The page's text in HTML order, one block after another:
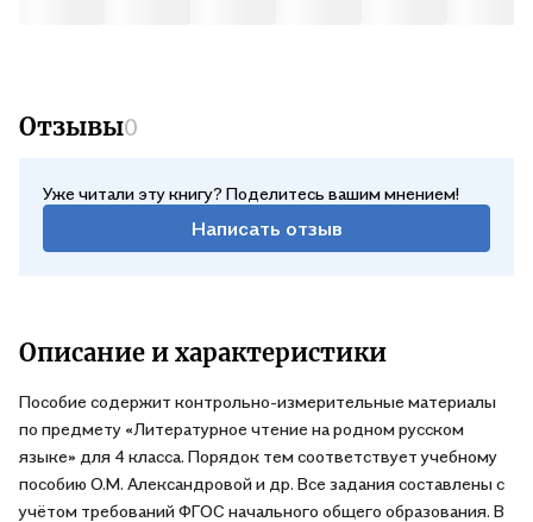
Отзывы0
Уже читали эту книгу? Поделитесь вашим мнением!
Написать отзыв
Описание и характеристики
Пособие содержит контрольно-измерительные материалы
по предмету «Литературное чтение на родном русском
языке» для 4 класса. Порядок тем соответствует учебному
пособию О.М. Александровой и др. Все задания составлены с
учётом требований ФГОС начального общего образования. В